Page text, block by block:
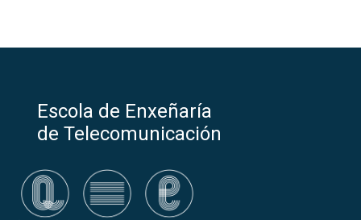
Escola de Enxeñaría
de Telecomunicación